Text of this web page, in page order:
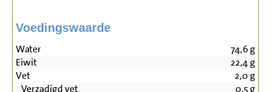
Voedingswaarde
Water 74,6g
Eiwit
22,4g
Vet
2,0 g
Verzadigd vet
0,5g